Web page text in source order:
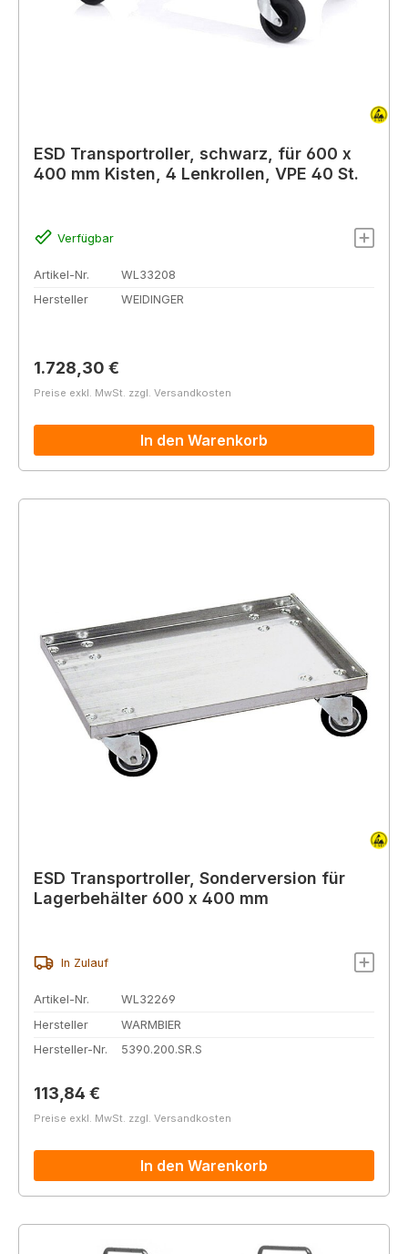
ESD Transportroller, schwarz, für 600 x
400 mm Kisten, 4 Lenkrollen, VPE 40 St.
Verfügbar
Artikel-Nr.
WL33208
Hersteller
WEIDINGER
Regulärer Preis:
1.728,30 €
Preise exkl. MwSt. zzgl. Versandkosten
In den Warenkorb
ESD Transportroller, Sonderversion für
Lagerbehälter 600 x 400 mm
In Zulauf
Artikel-Nr.
WL32269
Hersteller
WARMBIER
Hersteller-Nr.
5390.200.SR.S
Regulärer Preis:
113,84 €
Preise exkl. MwSt. zzgl. Versandkosten
In den Warenkorb